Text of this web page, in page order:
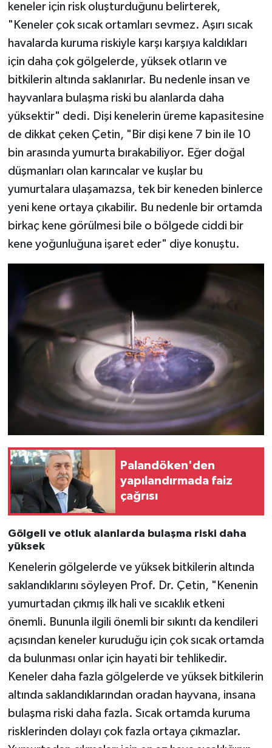
keneler için risk oluşturduğunu belirterek,
"Keneler çok sıcak ortamları sevmez. Aşırı sıcak
havalarda kuruma riskiyle karşı karşıya kaldıkları
için daha çok gölgelerde, yüksek otların ve
bitkilerin altında saklanırlar. Bu nedenle insan ve
hayvanlara bulaşma riski bu alanlarda daha
yüksektir" dedi. Dişi kenelerin üreme kapasitesine
de dikkat çeken Çetin, "Bir dişi kene 7 bin ile 10
bin arasında yumurta bırakabiliyor. Eğer doğal
düşmanları olan karıncalar ve kuşlar bu
yumurtalara ulaşamazsa, tek bir keneden binlerce
yeni kene ortaya çıkabilir. Bu nedenle bir ortamda
birkaç kene görülmesi bile o bölgede ciddi bir
kene yoğunluğuna işaret eder" diye konuştu.
Palandöken'den
yapılandırmada faiz
çağrısı
Gölgeli ve otluk alanlarda bulaşma riski daha
yüksek
Kenelerin gölgelerde ve yüksek bitkilerin altında
saklandıklarını söyleyen Prof. Dr. Çetin, "Kenenin
yumurtadan çıkmış ilk hali ve sıcaklık etkeni
önemli. Bununla ilgili önemli bir sıkıntı da kendileri
açısından keneler kuruduğu için çok sıcak ortamda
da bulunması onlar için hayati bir tehlikedir.
Keneler daha fazla gölgelerde ve yüksek bitkilerin
altında saklandıklarından oradan hayvana, insana
bulaşma riski daha fazla. Sıcak ortamda kuruma
risklerinden dolayı çok fazla ortaya çıkmazlar.